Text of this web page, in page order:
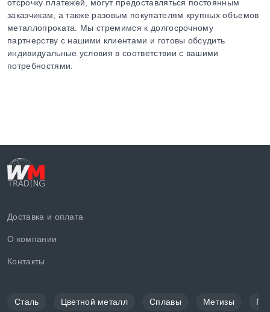
отсрочку платежей, могут предоставляться постоянным
заказчикам, а также разовым покупателям крупных объемов
металлопроката. Мы стремимся к долгосрочному
партнерству с нашими клиентами и готовы обсудить
индивидуальные условия в соответствии с вашими
потребностями.
Доставка и оплата
О компании
Контакты
Сталь Цветной металл Сплавы Метизы